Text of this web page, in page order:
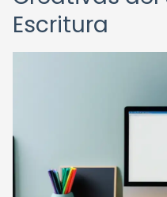
Escritura